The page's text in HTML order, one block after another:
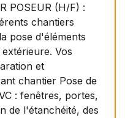
POSEUR (H/F) :
chantiers
pose d'éléments
Vos
et
chantier Pose de
: fenêtres, portes,
de l'étanchéité, des